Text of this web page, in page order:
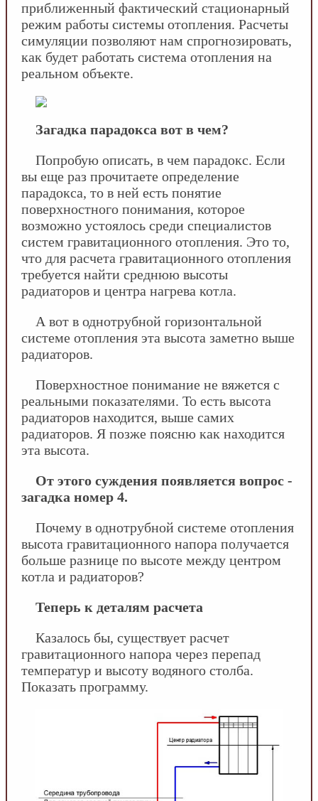
приближенный фактический стационарный
режим работы системы отопления. Расчеты
симуляции позволяют нам спрогнозировать,
как будет работать система отопления на
реальном объекте.
Загадка парадокса вот в чем?
Попробую описать, в чем парадокс. Если
вы еще раз прочитаете определение
парадокса, то в ней есть понятие
поверхностного понимания, которое
возможно устоялось среди специалистов
систем гравитационного отопления. Это то,
что для расчета гравитационного отопления
требуется найти среднюю высоты
радиаторов и центра нагрева котла.
А вот в однотрубной горизонтальной
системе отопления эта высота заметно выше
радиаторов.
Поверхностное понимание не вяжется с
реальными показателями. То есть высота
радиаторов находится, выше самих
радиаторов. Я позже поясню как находится
эта высота.
От этого суждения появляется вопрос -
загадка номер 4.
Почему в однотрубной системе отопления
высота гравитационного напора получается
больше разнице по высоте между центром
котла и радиаторов?
Теперь к деталям расчета
Казалось бы, существует расчет
гравитационного напора через перепад
температур и высоту водяного столба.
Показать программу.